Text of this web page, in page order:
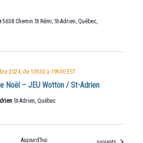
5638 Chemin St Rémi, St-Adrien, Québec,
Noël – JEU Wotton / St-Adrien
2024, de 13h30à 19h30 EST
St-Adrien, Québec
Aujourd’hui Évènements